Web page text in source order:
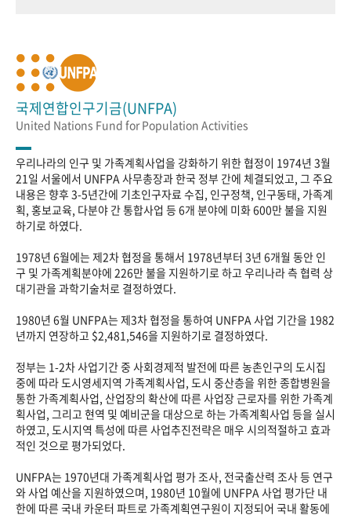
국제연합인구기금(UNFPA)
United Nations Fund for Population Activities
우리나라의 인구 및 가족계획사업을 강화하기 위한 협정이 1974년 3월
21일 서울에서 UNFPA 사무총장과 한국 정부 간에 체결되었고, 그 주요
내용은 향후 3-5년간에 기초인구자료 수집, 인구정책, 인구동태, 가족계
획, 홍보교육, 다분야 간 통합사업 등 6개 분야에 미화 600만 불을 지원
하기로 하였다.
1978년 6월에는 제2차 협정을 통해서 1978년부터 3년 6개월 동안 인
구 및 가족계획분야에 226만 불을 지원하기로 하고 우리나라 측 협력 상
대기관을 과학기술처로 결정하였다.
1980년 6월 UNFPA는 제3차 협정을 통하여 UNFPA 사업 기간을 1982
년까지 연장하고 $2,481,546을 지원하기로 결정하였다.
정부는 1-2차 사업기간 중 사회경제적 발전에 따른 농촌인구의 도시집
중에 따라 도시영세지역 가족계획사업, 도시 중산층을 위한 종합병원을
통한 가족계획사업, 산업장의 확산에 따른 사업장 근로자를 위한 가족계
획사업, 그리고 현역 및 예비군을 대상으로 하는 가족계획사업 등을 실시
하였고, 도시지역 특성에 따른 사업추진전략은 매우 시의적절하고 효과
적인 것으로 평가되었다.
UNFPA는 1970년대 가족계획사업 평가 조사, 전국출산력 조사 등 연구
와 사업 예산을 지원하였으며, 1980년 10월에 UNFPA 사업 평가단 내
한에 따른 국내 카운터 파트로 가족계획연구원이 지정되어 국내 활동에